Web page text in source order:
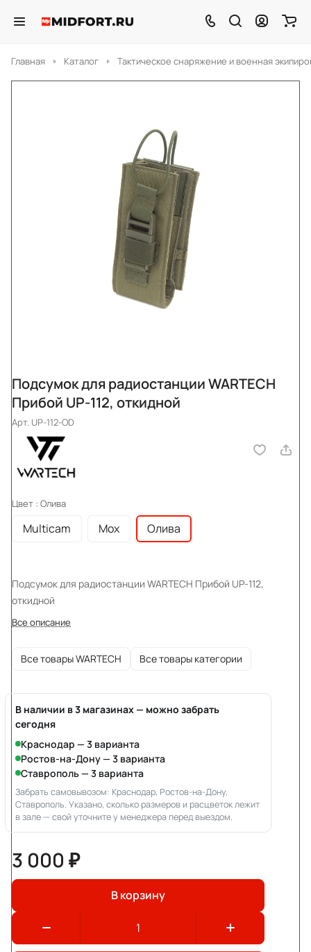
Главная Каталог Тактическое снаряжение и военная
Подсумок для радиостанции WARTECH
Прибой UP-112, откидной
Арт. UP-112-OD
Цвет : Олива
Multicam Мох Олива
Подсумок для радиостанции WARTECH Прибой UP-112,
откидной
Все описание
Все товары WARTECH Все товары категории
В наличии в 3 магазинах — можно забрать
сегодня
Краснодар — 3 варианта
Ростов-на-Дону — 3 варианта
Ставрополь — 3 варианта
Забрать самовывозом: Краснодар, Ростов-на-Дону,
Ставрополь. Указано, сколько размеров и расцветок лежит
в зале — свой уточните у менеджера перед выездом.
3 000 ₽
В корзину